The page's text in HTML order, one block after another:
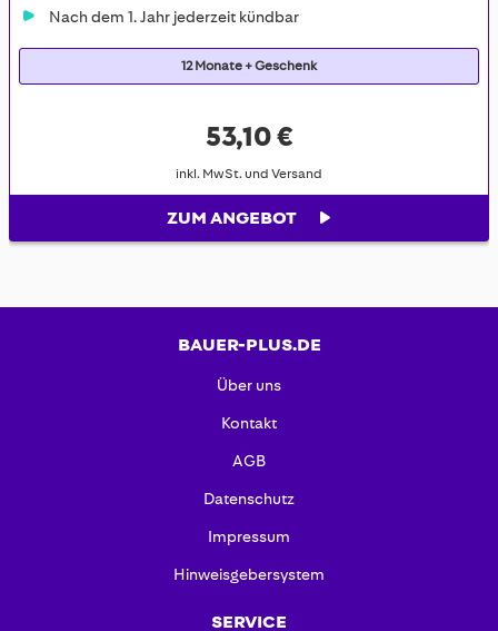
Nach dem 1. Jahr jederzeit kündbar
12 Monate + Geschenk
53,10 €
inkl. MwSt. und Versand
ZUM ANGEBOT
BAUER-PLUS.DE
Über uns
Kontakt
AGB
Datenschutz
Impressum
Hinweisgebersystem
SERVICE